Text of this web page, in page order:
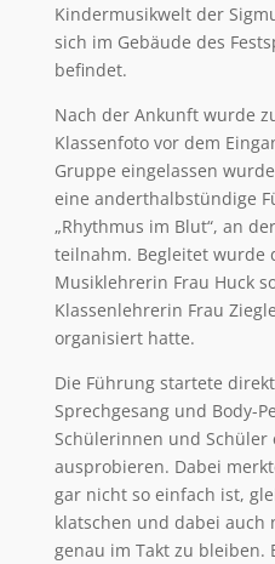
Kindermusikwelt der
sich im Gebäude des
befindet.
Nach der Ankunft wurde
Klassenfoto vor dem
Gruppe eingelassen
eine anderthalbstündige
„Rhythmus im Blut“, an
teilnahm. Begleitet wurde
Musiklehrerin Frau Huck
Klassenlehrerin Frau
organisiert hatte.
Die Führung startete
Sprechgesang und Body-
Schülerinnen und Schüler
ausprobieren. Dabei
gar nicht so einfach ist,
klatschen und dabei auch
genau im Takt zu bleiben.